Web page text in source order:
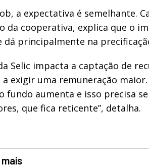
a expectativa é semelhante.
da cooperativa, explica que o
dá principalmente na
Selic impacta a captação de
a exigir uma remuneração
fundo aumenta e isso precisa
que fica reticente”, detalha.